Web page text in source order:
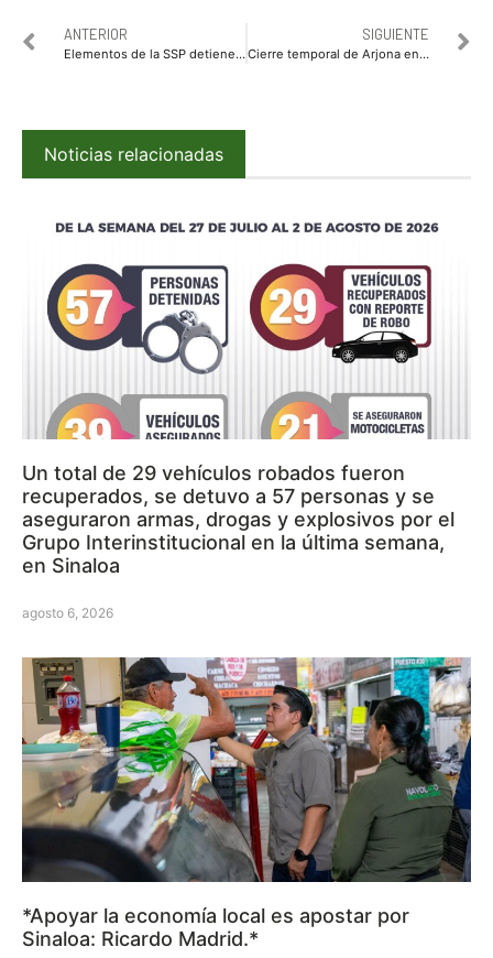
ANTERIOR
Elementos de la SSP detienen a cuatro personas por el delito de robo en Mazatlán
SIGUIENTE
Cierre temporal de Arjona en tramo Pedro Infante y Alfonso G. Calderón
Noticias relacionadas
Un total de 29 vehículos robados fueron
recuperados, se detuvo a 57 personas y se
aseguraron armas, drogas y explosivos por el
Grupo Interinstitucional en la última semana,
en Sinaloa
agosto 6, 2026
*Apoyar la economía local es apostar por
Sinaloa: Ricardo Madrid.*